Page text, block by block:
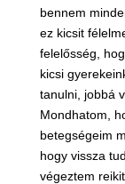
bennem
ez kicsit
felelősség,
kicsi
tanulni, jobbá
Mondhatom,
betegségeim
hogy vissza
végeztem